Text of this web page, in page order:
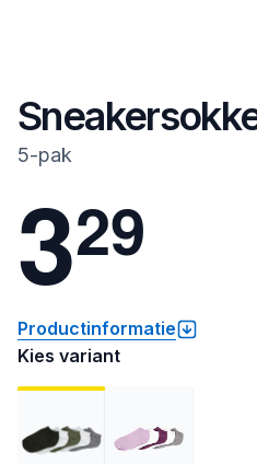
5-pak
329
Productinformatie
Kies variant